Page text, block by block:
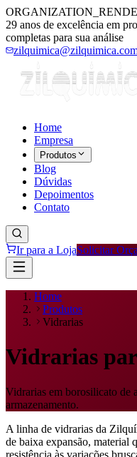
29 anos de excelência em
completas para sua análise
Home
Empresa
Produtos
Blog
Dúvidas
Depoimentos
Contato
Ir para a LojaSolicitar
Home
Produtos
Vidrarias
Vidrarias
Vidrarias em borosilicato de
armazenamento.
A linha de vidrarias da
de baixa expansão, material
resistência às variações